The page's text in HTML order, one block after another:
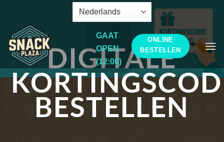
inhoud
GAAT
OPEN
(12:00)
ONLINE
BESTELLEN
DIGITALE
BESTELLEN